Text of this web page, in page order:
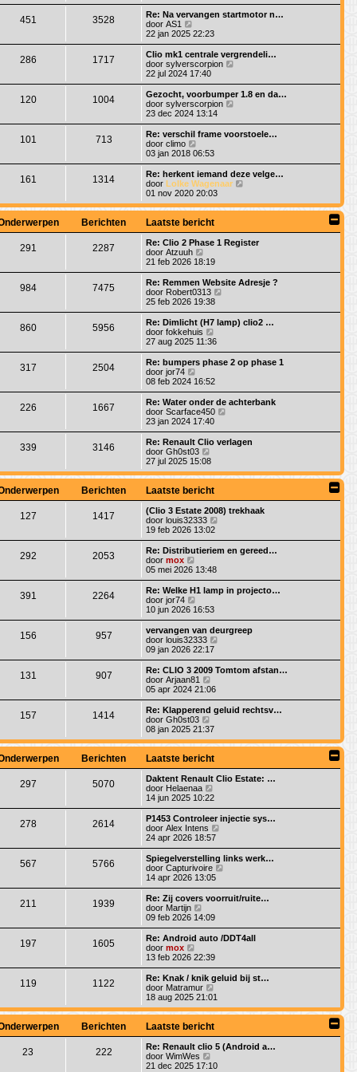
h
t
r
h
t
t
e
b
r
i
c
h
t
k
i
k
a
t
s
e
b
e
r
i
c
h
t
451 3528
Re: Na vervangen startmotor n…
door AS1
e
k
i
j
k
a
t
s
e
b
e
r
i
c
h
t
22 jan 2025 22:23
286 1717
Clio mk1 centrale vergrendeli…
door sylverscorpion
k
i
a
e
b
r
h
t
22 jul 2024 17:40
120 1004
Gezocht, voorbumper 1.8 en da…
door sylverscorpion
k
i
a
a
t
t
r
h
t
23 dec 2024 13:14
101 713
Re: verschil frame voorstoele…
door climo
e
k
i
j
k
a
a
t
t
e
b
r
i
c
h
t
03 jan 2018 06:53
161 1314
Re: herkent iemand deze velge…
door Lolke Wagenaar
k
i
k
l
s
t
r
h
t
01 nov 2020 20:03
Berichten Laatste bericht
291 2287
Re: Clio 2 Phase 1 Register
door Atzuuh
e
k
i
j
k
a
a
t
s
e
e
r
i
c
h
t
21 feb 2026 18:19
984 7475
Re: Remmen Website Adresje ?
door Robert0313
k
i
a
e
b
r
i
t
25 feb 2026 19:38
860 5956
Re: Dimlicht (H7 lamp) clio2 …
door fokkehuis
e
k
i
k
a
a
t
e
r
h
t
27 aug 2025 11:36
317 2504
Re: bumpers phase 2 op phase 1
door jor74
e
k
i
j
k
a
a
t
s
t
e
b
r
i
c
h
t
08 feb 2024 16:52
226 1667
Re: Water onder de achterbank
door Scarface450
k
i
a
s
t
r
h
t
23 jan 2024 17:40
339 3146
Re: Renault Clio verlagen
door Gh0st03
e
k
i
j
k
l
a
a
s
t
e
b
r
c
h
t
27 jul 2025 15:08
Berichten Laatste bericht
127 1417
(Clio 3 Estate 2008) trekhaak
door louis32333
k
i
a
e
r
i
t
19 feb 2026 13:02
292 2053
Re: Distributieriem en gereed…
door mox
e
k
i
k
a
t
s
e
b
e
r
i
c
h
t
05 mei 2026 13:48
391 2264
Re: Welke H1 lamp in projecto…
door jor74
e
k
i
j
k
a
a
t
s
e
b
e
r
c
h
t
10 jun 2026 16:53
156 957
vervangen van deurgreep
door louis32333
k
i
a
t
r
h
t
09 jan 2026 22:17
131 907
Re: CLIO 3 2009 Tomtom afstan…
door Arjaan81
e
k
k
a
a
t
s
t
e
b
r
i
c
h
t
05 apr 2024 21:06
157 1414
Re: Klapperend geluid rechtsv…
door Gh0st03
e
k
i
j
k
l
a
a
t
e
b
r
i
c
h
t
08 jan 2025 21:37
Berichten Laatste bericht
297 5070
Daktent Renault Clio Estate: …
door Helaenaa
e
k
i
j
k
a
t
s
e
e
r
i
h
t
14 jun 2025 10:22
278 2614
P1453 Controleer injectie sys…
door Alex Intens
k
j
k
a
e
r
i
t
24 apr 2026 18:57
567 5766
Spiegelverstelling links werk…
door Capturivoire
k
i
a
a
e
r
h
t
14 apr 2026 13:05
211 1939
Re: Zij covers voorruit/ruite…
door Martijn
e
k
i
k
a
a
t
s
t
e
b
r
i
c
09 feb 2026 14:09
197 1605
Re: Android auto /DDT4all
door mox
e
k
i
j
k
a
a
t
t
e
13 feb 2026 22:39
119 1122
Re: Knak / knik geluid bij st…
door Matramur
e
k
i
k
l
a
18 aug 2025 21:01
Berichten Laatste bericht
23 222
Re: Renault clio 5 (Android a…
door WimWes
e
21 dec 2025 17:10